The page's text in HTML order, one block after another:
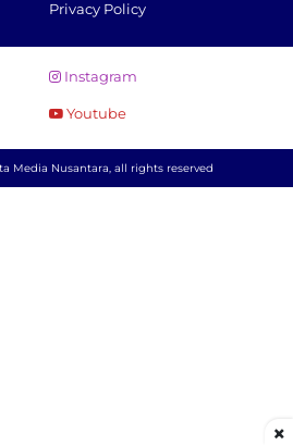
Privacy Policy
Instagram
Youtube
Media Nusantara, all rights reserved
×